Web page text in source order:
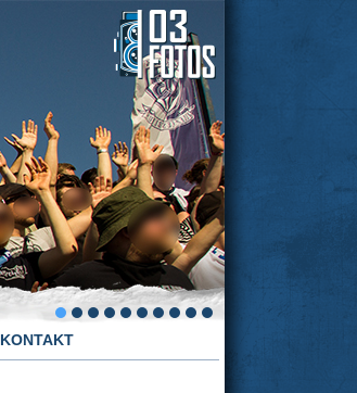
KONTAKT